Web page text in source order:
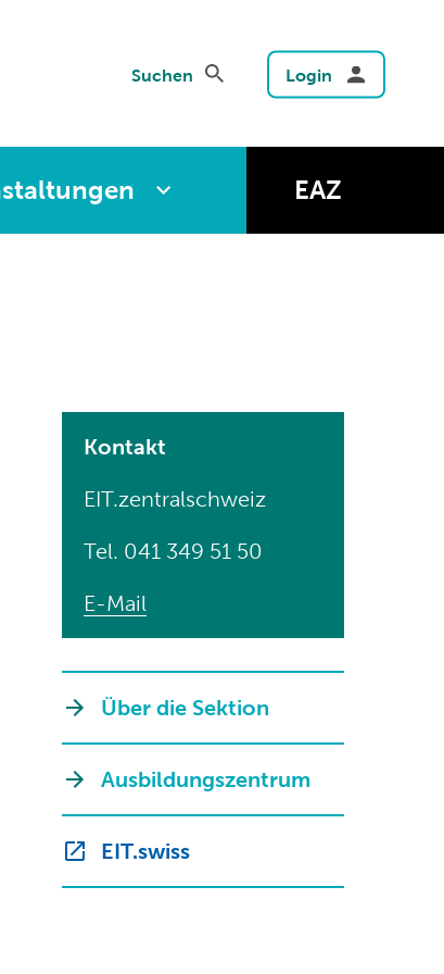
Suchen Login
EAZ
Kontakt
EIT.zentralschweiz
Tel. 041 349 51 50
E-Mail
Über die Sektion
Ausbildungszentrum
EIT.swiss